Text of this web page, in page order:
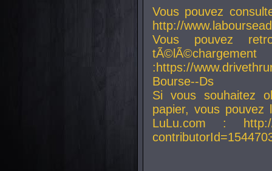
Vous pouvez
http://
Vous pouvez
:https://
Bourse--Ds
Si vous souhaitez
papier, vous
LuLu.com : http://